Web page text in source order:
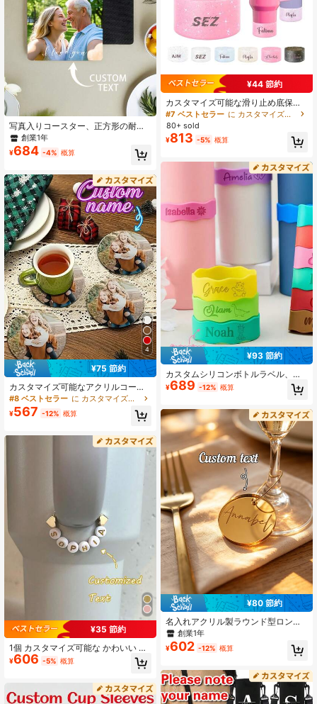
写真入りコースター、正方形の耐熱
コースター、DIY滑り止めデスクプロ
テクター、結婚式、パーティー、バ
ー、コーヒーテーブルに最適、家族
氏へのバレンタインデープレゼン
ト、友人への誕生日プレゼントに適
しています
創業1年
¥684 -4% 概算
4
¥75 節約
カスタマイズ可能なアクリルコース
ター、ウェディング、バー、オフィ
ス、キッチン、レストランでの個人
使用に適し、ギフトにも。画像、テ
デザイン
#8 ベストセラー に カスタマイズされたウォーターボトルとカップのアクセサリー
¥567 -12% 概算
¥35 節約
1個 カスタマイズ可能な かわいい マ
ルチカラー アクリル 英字 & フラワー
ペンダント カップアクセサリー、パ
ン、カスタム ネーム、小さな贈り
物、タンブラーチャーム
¥606 -5% 概算
¥44 節約
カスタマイズ可能な滑り止め底保護
カバー、12-40オンスユニバーサル
断熱タンブラー、真空フラスコ、広
口水筒、ステンレスボトル用シリコ
ンカップスリーブセット、カップア
#7 ベストセラー
に カスタマイズされたウォーターボトルとカップのアクセサリー
80+ sold
¥813 -5% 概算
¥93 節約
カスタムシリコンボトルラベル、刻
印ボトルバンドギフト、保育園名前
ラベル、ボトルラベル、家族へのギ
ボトル名前バンド、シッピーカップ
ラベル、水筒ラベル、シリコンカッ
プタグ、水筒タグ、ラバー名前バン
ド
¥689 -12% 概算
¥80 節約
名入れアクリル製ラウンド型ロング
カップネームタグ カスタマイズ対応
結婚式用 ドリンクラベル グラス用ネ
ームタグ ワイングラスチャーム ドリ
席札 キーホルダー サンキュータグ
ウェディング装飾用
創業1年
¥602 -12% 概算